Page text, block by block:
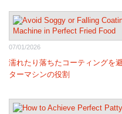
07/01/2026
濡れたり落ちたコーティングを
ターマシンの役割